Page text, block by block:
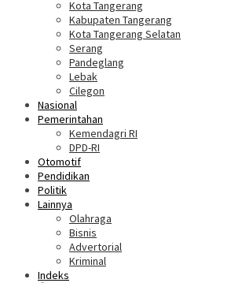
Kota Tangerang
Kabupaten Tangerang
Kota Tangerang Selatan
Serang
Pandeglang
Lebak
Cilegon
Nasional
Pemerintahan
Kemendagri RI
DPD-RI
Otomotif
Pendidikan
Politik
Lainnya
Olahraga
Bisnis
Advertorial
Kriminal
Indeks